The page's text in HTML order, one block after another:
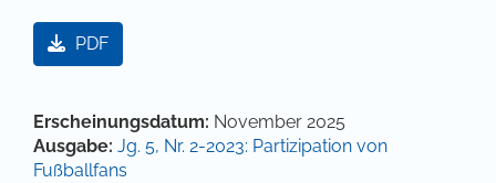
Artikel-Sidebar
PDF
Hauptsächlicher Artikelinhalt
Artikel-Details
Erscheinungsdatum: November 2025
Ausgabe: Jg. 5, Nr. 2-2023: Partizipation von
Fußballfans